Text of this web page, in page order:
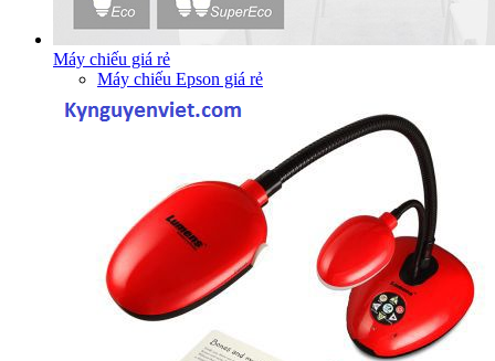
Máy chiếu giá rẻ
Máy chiếu Epson giá rẻ